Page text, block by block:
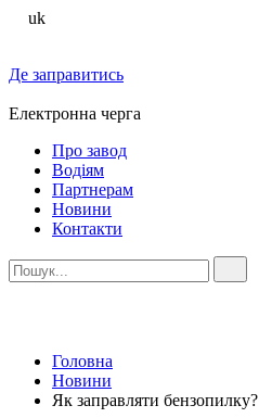
uk
Де заправитись
Електронна черга
Про завод
Водіям
Партнерам
Новини
Контакти
Головна
Новини
Як заправляти бензопилку?